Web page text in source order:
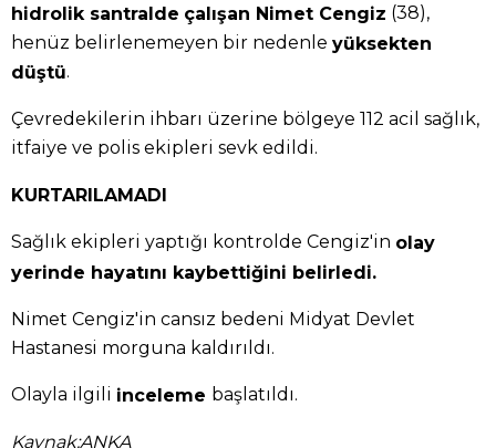
hidrolik santralde çalışan Nimet Cengiz (38),
henüz belirlenemeyen bir nedenle yüksekten
düştü.
Çevredekilerin ihbarı üzerine bölgeye 112 acil sağlık,
itfaiye ve polis ekipleri sevk edildi.
KURTARILAMADI
Sağlık ekipleri yaptığı kontrolde Cengiz'in olay
yerinde hayatını kaybettiğini belirledi.
Nimet Cengiz'in cansız bedeni Midyat Devlet
Hastanesi morguna kaldırıldı.
Olayla ilgili inceleme başlatıldı.
Kaynak:ANKA